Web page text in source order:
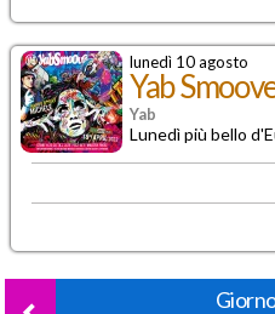
lunedì 10 agosto
Yab
Yab
Lunedì più bello